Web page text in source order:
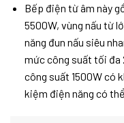
Bếp điện từ âm này
5500W, vùng nấu từ
năng đun nấu siêu
mức công suất tối đa
công suất 1500W có
kiệm điện năng có